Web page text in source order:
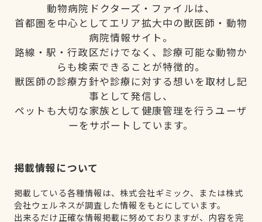
動物病院ドクターズ・ファイルは、
首都圏を中心としてエリア拡大中の獣医師・動物
病院情報サイト。
路線・駅・行政区だけでなく、診療可能な動物か
らも検索できることが特徴的。
獣医師の診療方針や診療に対する想いを取材し記
事として発信し、
ペットも大切な家族として健康管理を行うユーザ
ーをサポートしています。
掲載情報について
掲載している各種情報は、株式会社ギミック、または株式
会社ウェルネスが調査した情報をもとにしています。
出来るだけ正確な情報掲載に努めておりますが、内容を完